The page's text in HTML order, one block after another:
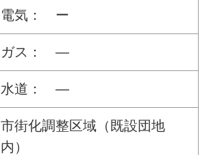
電気： ー
ガス： ―
水道： ―
市街化調整区域（既設団地
内）